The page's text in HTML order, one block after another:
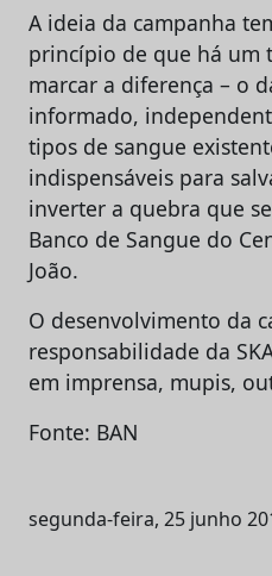
A ideia da campanha
princípio de que há um
marcar a diferença – o
informado,
tipos de sangue
indispensáveis para
inverter a quebra que
Banco de Sangue do
João.
O desenvolvimento da
responsabilidade da
em imprensa, mupis,
Fonte: BAN
segunda-feira, 25 junho